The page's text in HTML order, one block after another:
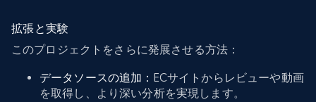
拡張と実験
このプロジェクトをさらに発展させる方法：
データソースの追加： ECサイトからレビューや動画
を取得し、より深い分析を実現します。